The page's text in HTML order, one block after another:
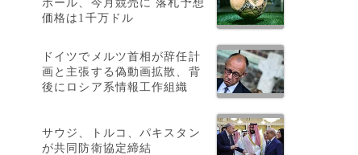
価格は1千万ドル
ドイツでメルツ首相が辞任計
画と主張する偽動画拡散、背
後にロシア系情報工作組織
サウジ、トルコ、パキスタン
が共同防衛協定締結